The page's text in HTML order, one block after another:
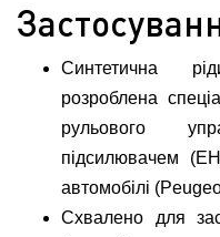
Синтетична
розроблена
рульового
підсилювачем
автомобілі
Схвалено для